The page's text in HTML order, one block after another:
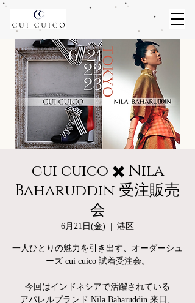
cui cuico ✖️ Nila
Baharuddin 受注販売
会
6月21日(金) 港区
一人ひとりの魅力を引き出す、オーダーシュ
ーズ cui cuico 試着受注会。
今回はインドネシアで活躍されている
アパレルプランド Nila Baharuddin 来日、